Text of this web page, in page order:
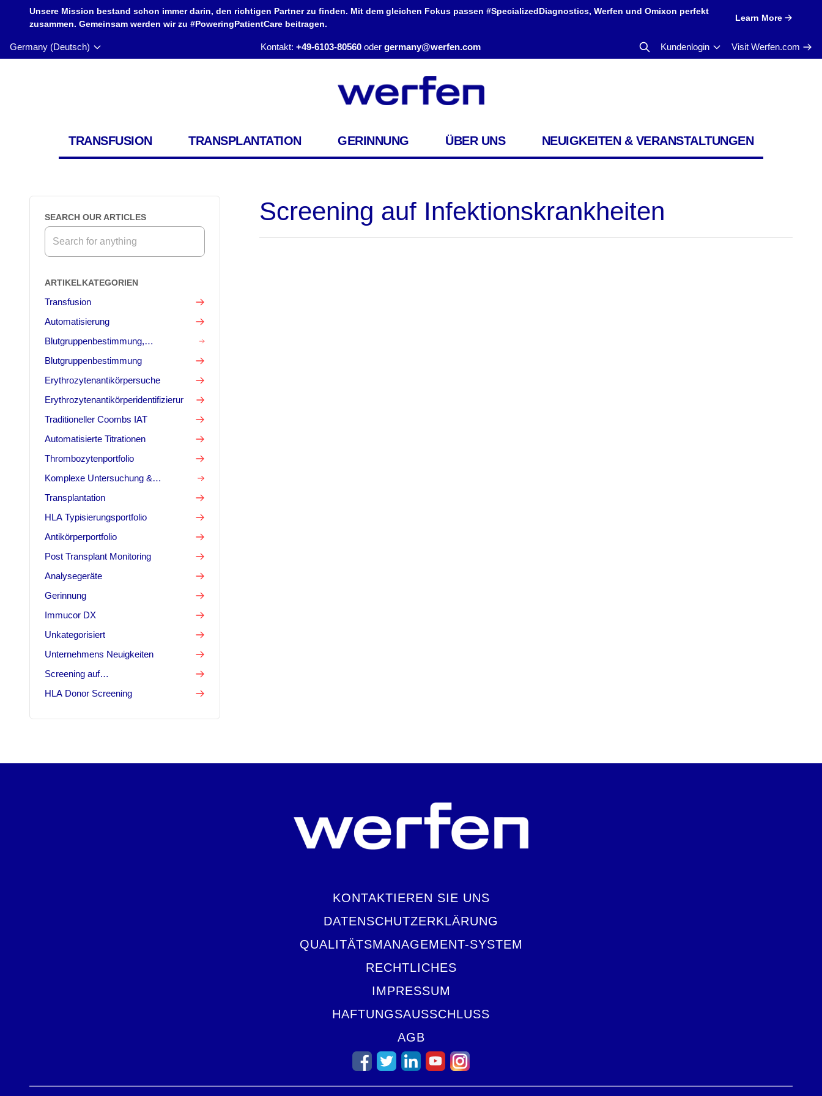
Unsere Mission bestand schon immer darin, den richtigen Partner zu finden. Mit dem gleichen Fokus passen #SpecializedDiagnostics, Werfen und Omixon perfekt
zusammen. Gemeinsam werden wir zu #PoweringPatientCare beitragen.
Learn More
Germany (Deutsch) Kontakt: +49-6103-80560 oder germany@werfen.com Kundenlogin Visit Werfen.com
TRANSFUSION TRANSPLANTATION GERINNUNG ÜBER UNS NEUIGKEITEN & VERANSTALTUNGEN
SEARCH OUR ARTICLES
ARTIKELKATEGORIEN
Transfusion
Automatisierung
Blutgruppenbestimmung,
Blutgruppenbestimmung
Erythrozytenantikörpersuche
Erythrozytenantikörperidentifizierung
Traditioneller Coombs IAT
Automatisierte Titrationen
Thrombozytenportfolio
Komplexe Untersuchung &
Transplantation
HLA Typisierungsportfolio
Antikörperportfolio
Post Transplant Monitoring
Analysegeräte
Gerinnung
Immucor DX
Unkategorisiert
Unternehmens Neuigkeiten
Screening auf
HLA Donor Screening
Screening auf Infektionskrankheiten
KONTAKTIEREN SIE UNS
DATENSCHUTZERKLÄRUNG
QUALITÄTSMANAGEMENT-SYSTEM
RECHTLICHES
IMPRESSUM
HAFTUNGSAUSSCHLUSS
AGB